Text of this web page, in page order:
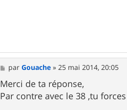
M
e
s
s
a
parGouache »25 mai 2014, 20:05
Merci de ta réponse,
Par contre avec le 38 ,tu